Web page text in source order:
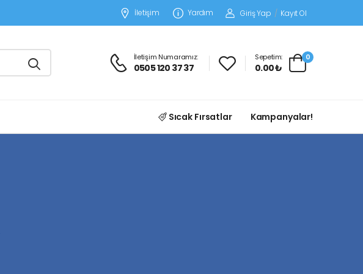
İletişim Yardım Giriş Yap / Kayıt Ol
İletişim Numaramız:
0505 120 37 37
Sepetim:
0.00 ₺
0
Sıcak Fırsatlar Kampanyalar!